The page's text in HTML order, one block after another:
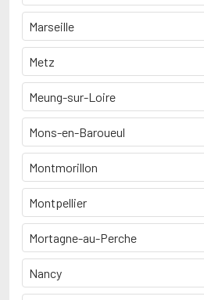
Marseille
Metz
Meung-sur-Loire
Mons-en-Baroueul
Montmorillon
Montpellier
Mortagne-au-Perche
Nancy